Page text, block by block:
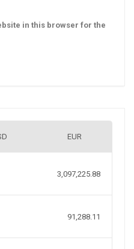
in this browser for the
EUR
3,097,225.88
91,288.11